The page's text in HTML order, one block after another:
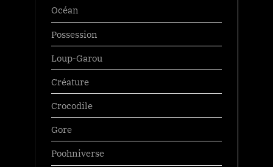
Océan
Possession
Loup-Garou
Créature
Crocodile
Gore
Poohniverse